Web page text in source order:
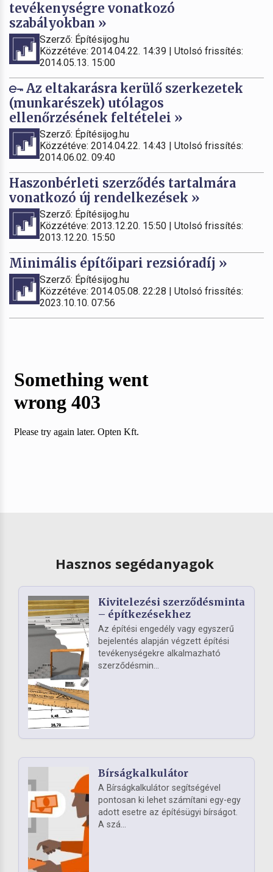
tevékenységre vonatkozó
szabályokban »
Szerző: Építésijog.hu
Közzétéve: 2014.04.22. 14:39 | Utolsó frissítés:
2014.05.13. 15:00
Az eltakarásra kerülő szerkezetek
(munkarészek) utólagos
ellenőrzésének feltételei »
Szerző: Építésijog.hu
Közzétéve: 2014.04.22. 14:43 | Utolsó frissítés:
2014.06.02. 09:40
Haszonbérleti szerződés tartalmára
vonatkozó új rendelkezések »
Szerző: Építésijog.hu
Közzétéve: 2013.12.20. 15:50 | Utolsó frissítés:
2013.12.20. 15:50
Minimális építőipari rezsióradíj »
Szerző: Építésijog.hu
Közzétéve: 2014.05.08. 22:28 | Utolsó frissítés:
2023.10.10. 07:56
Hasznos segédanyagok
Kivitelezési szerződésminta
– építkezésekhez
Az építési engedély vagy egyszerű
bejelentés alapján végzett építési
tevékenységekre alkalmazható
szerződésmin...
Bírságkalkulátor
A Bírságkalkulátor segítségével
pontosan ki lehet számítani egy-egy
adott esetre az építésügyi bírságot.
A szá...